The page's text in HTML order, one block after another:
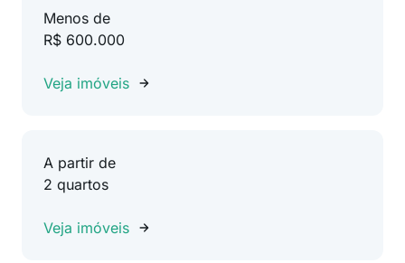
Menos de
R$ 600.000
Veja imóveis
A partir de
2 quartos
Veja imóveis